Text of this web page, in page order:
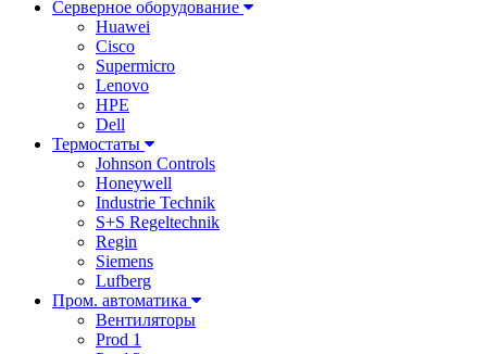
Серверное оборудование
Huawei
Cisco
Supermicro
Lenovo
HPE
Dell
Термостаты
Johnson Controls
Honeywell
Industrie Technik
S+S Regeltechnik
Regin
Siemens
Lufberg
Пром. автоматика
Вентиляторы
Prod 1